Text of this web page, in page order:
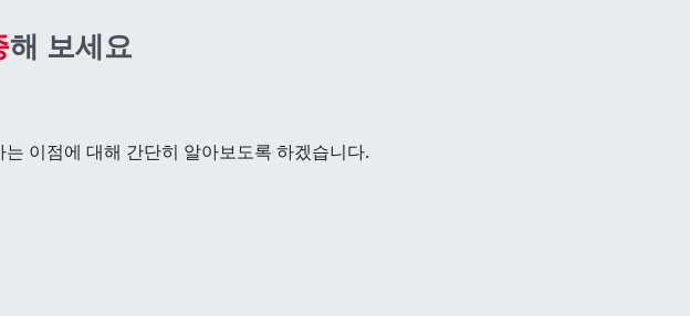
해 보세요
이점에 대해 간단히 알아보도록 하겠습니다.